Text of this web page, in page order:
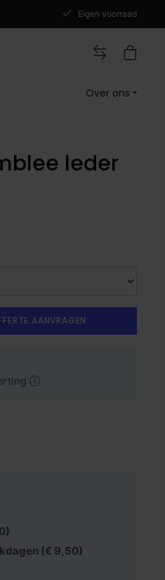
Eigen voorraad
Over ons
leder
AANVRAGEN
(€ 9,50)